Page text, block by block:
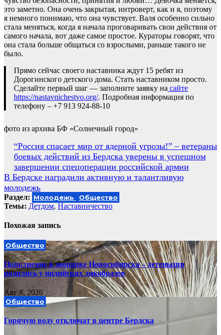
это заметно. Она очень закрытая, интроверт, как и я, поэтому
я немного понимаю, что она чувствует. Валя особенно сильно
стала меняться, когда я начала проговаривать свои действия от
самого начала, вот даже самое простое. Кураторы говорят, что
она стала больше общаться со взрослыми, раньше такого не
было.
Прямо сейчас своего наставника ждут 15 ребят из
Дорогинского детского дома. Стать наставником просто.
Сделайте первый шаг — заполните заявку на сайте
https://nastavnichestvo.org/. Подробная информация по
телефону – +7 913 924-88-10
фото из архива БФ «Солнечный город»
Навигация
по
записям
“Россия спасает мир от ядерной угрозы!” – ветераны
боевых действий из Бердска уверены в успешном
завершении спецоперации российской армии
В Бердске наградили активную и талантливую
молодежь
Раздел: Молодежь Общество
Темы: Детдом, Наставничество
Похожая запись
Общество
Пополнение в зоопарке Новосибирска – детеныши
родились у индийских дикобразов
Авг 8, 2026
Общество
Горячую воду отключат в центре Бердска